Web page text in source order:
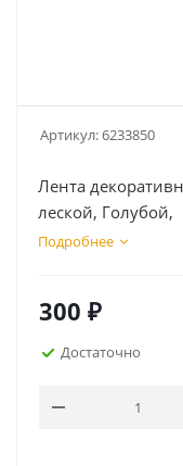
Артикул:6233850
Лента
леской, Голубой,
Подробнее
300 ₽
Достаточно